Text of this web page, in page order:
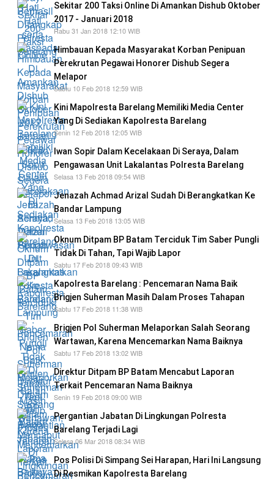
Sekitar 200 Taksi Online Di Amankan Dishub Oktober
2017 - Januari 2018
Rabu 31 Jan 2018 12:10 WIB
Himbauan Kepada Masyarakat Korban Penipuan
Perekrutan Pegawai Honorer Dishub Segera
Melapor
Sabtu 10 Feb 2018 12:59 WIB
Kini Mapolresta Barelang Memiliki Media Center
Yang Di Sediakan Kapolresta Barelang
Senin 12 Feb 2018 12:05 WIB
Iwan Sopir Dalam Kecelakaan Di Seraya, Dalam
Pengawasan Unit Lakalantas Polresta Barelang
Selasa 13 Feb 2018 09:54 WIB
Jenazah Achmad Arizal Sudah Di Berangkatkan Ke
Bandar Lampung
Selasa 13 Feb 2018 13:05 WIB
Oknum Ditpam BP Batam Terciduk Tim Saber Pungli
Tidak Di Tahan, Tapi Wajib Lapor
Sabtu 17 Feb 2018 09:43 WIB
Kapolresta Barelang : Pencemaran Nama Baik
Brigjen Suherman Masih Dalam Proses Tahapan
Sabtu 17 Feb 2018 11:38 WIB
Brigjen Pol Suherman Melaporkan Salah Seorang
Wartawan, Karena Mencemarkan Nama Baiknya
Sabtu 17 Feb 2018 13:02 WIB
Direktur Ditpam BP Batam Mencabut Laporan
Terkait Pencemaran Nama Baiknya
Senin 19 Feb 2018 09:00 WIB
Pergantian Jabatan Di Lingkungan Polresta
Barelang Terjadi Lagi
Selasa 06 Mar 2018 08:34 WIB
Pos Polisi Di Simpang Sei Harapan, Hari Ini Langsung
Di Resmikan Kapolresta Barelang